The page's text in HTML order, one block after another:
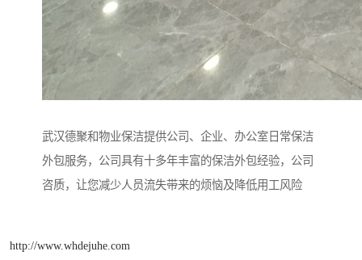
武汉德聚和物业保洁提供公司、企业、办公室日常保洁
外包服务，公司具有十多年丰富的保洁外包经验，公司
咨质，让您减少人员流失带来的烦恼及降低用工风险
http://www.whdejuhe.com